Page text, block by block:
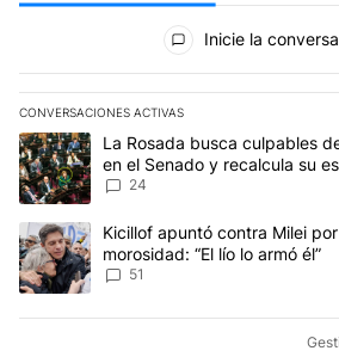
Todos los comentarios
Inicie la
CONVERSACIONES ACTIVAS
Este listado muestra los artículos con
Un artículo de tendencia con el título
La Rosada busca culpables
en el Senado y recalcula su
24
Un artículo de tendencia con el título
Kicillof apuntó contra Milei
morosidad: “El lío lo armó él”
51